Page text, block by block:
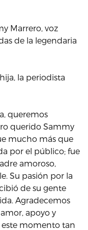
Marrero, voz
de la legendaria
la periodista
queremos
querido Sammy
mucho más que
por el público; fue
amoroso,
Su pasión por la
de su gente
Agradecemos
apoyo y
momento tan